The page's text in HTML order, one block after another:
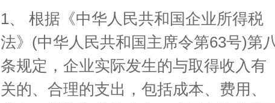
1、 根据《中华人民共和国企业所得税
法》(中华人民共和国主席令第63号)第
条规定，企业实际发生的与取得收入有
关的、合理的支出，包括成本、费用、